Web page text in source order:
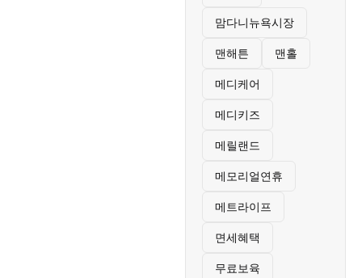
맘다니뉴욕시장
맨해튼 맨홀
메디케어
메디키즈
메릴랜드
메모리얼연휴
메트라이프
면세혜택
무료보육